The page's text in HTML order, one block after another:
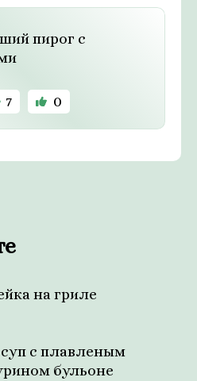
пирог с
7 0
на гриле
с плавленым
бульоне